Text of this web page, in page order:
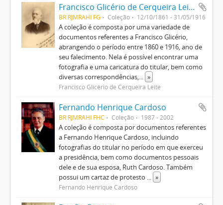
Francisco Glicério de Cerqueira Leite
BR RJMRAHI FG Coleção 12/10/1861 - 31/05/1916
A coleção é composta por uma variedade de
documentos referentes a Francisco Glicério,
abrangendo o período entre 1860 e 1916, ano de
seu falecimento. Nela é possível encontrar uma
fotografia e uma caricatura do titular, bem como
diversas correspondências,... »
Francisco Glicério de Cerqueira Leite
Fernando Henrique Cardoso
BR RJMRAHI FHC Coleção 1987 - 2002
A coleção é composta por documentos referentes
a Fernando Henrique Cardoso, incluindo
fotografias do titular no período em que exerceu
a presidência, bem como documentos pessoais
dele e de sua esposa, Ruth Cardoso. Também
possui um cartaz de protesto ... »
Fernando Henrique Cardoso